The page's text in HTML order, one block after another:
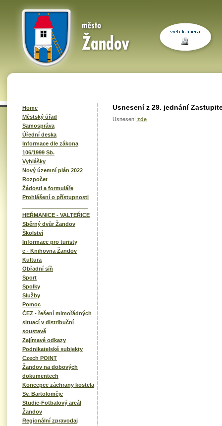
Home
Městský úřad
Samospráva
Úřední deska
Informace dle zákona
106/1999 Sb.
Vyhlášky
Nový územní plán 2022
Rozpočet
Žádosti a formuláře
Prohlášení o přístupnosti
HEŘMANICE - VALTEŘICE
Sběrný dvůr Žandov
Školství
Informace pro turisty
e - Knihovna Žandov
Kultura
Obřadní síň
Sport
Spolky
Služby
Pomoc
ČEZ - řešení mimořádných
situací v distribuční
soustavě
Zajímavé odkazy
Podnikatelské subjekty
Czech POINT
Žandov na dobových
dokumentech
Koncepce záchrany kostela
Sv. Bartoloměje
Studie-Fotbalový areál
Žandov
Regionální zpravodaj
Usnesení z 29. jednání
Usnesení zde